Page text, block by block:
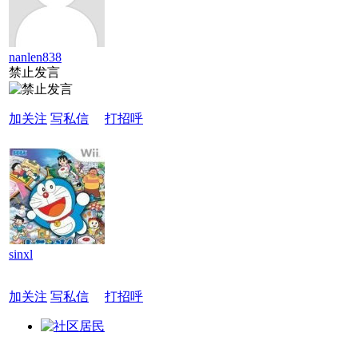
nanlen838
禁止发言
加关注 写私信 打招呼
sinxl
加关注 写私信 打招呼